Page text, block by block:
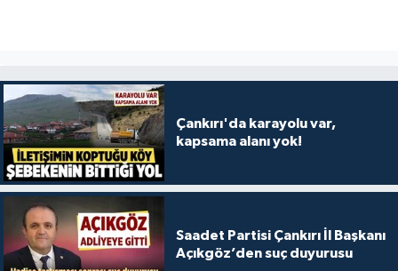
Çankırı'da karayolu var,
kapsama alanı yok!
Saadet Partisi Çankırı İl Başkanı
Açıkgöz’den suç duyurusu